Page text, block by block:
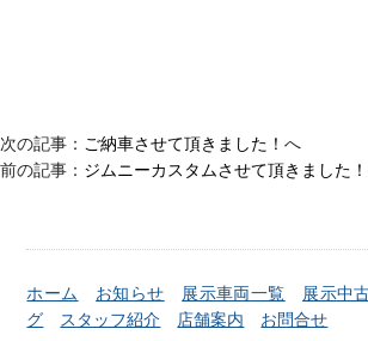
次の記事： ご納車させて頂きました！ へ
前の記事： ジムニーカスタムさせて頂きました！
ホーム お知らせ 展示車両一覧 展示中
グ
スタッフ紹介 店舗案内 お問合せ